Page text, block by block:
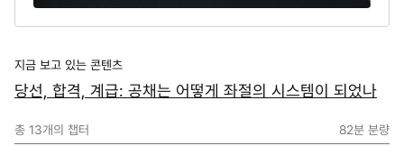
지금 보고 있는 콘텐츠
당선, 합격, 계급: 공채는 어떻게 좌절의 시스템이 되었나
총 13개의 챕터 82분 분량